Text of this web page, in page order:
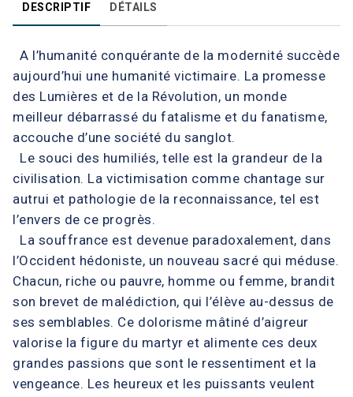
DESCRIPTIF DÉTAILS
A l’humanité conquérante de la modernité succède
aujourd’hui une humanité victimaire. La promesse
des Lumières et de la Révolution, un monde
meilleur débarrassé du fatalisme et du fanatisme,
accouche d’une société du sanglot.
Le souci des humiliés, telle est la grandeur de la
civilisation. La victimisation comme chantage sur
autrui et pathologie de la reconnaissance, tel est
l’envers de ce progrès.
La souffrance est devenue paradoxalement, dans
l’Occident hédoniste, un nouveau sacré qui méduse.
Chacun, riche ou pauvre, homme ou femme, brandit
son brevet de malédiction, qui l’élève au-dessus de
ses semblables. Ce dolorisme mâtiné d’aigreur
valorise la figure du martyr et alimente ces deux
grandes passions que sont le ressentiment et la
vengeance. Les heureux et les puissants veulent